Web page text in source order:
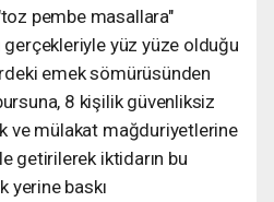
pembe masallara"
gerçekleriyle yüz yüze olduğu
emek sömürüsünden
8 kişilik güvenliksiz
ve mülakat mağduriyetlerine
getirilerek iktidarın bu
yerine baskı